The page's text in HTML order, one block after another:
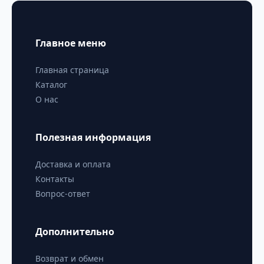
Главное меню
Главная страница
Каталог
О нас
Полезная информация
Доставка и оплата
Контакты
Вопрос-ответ
Дополнительно
Возврат и обмен